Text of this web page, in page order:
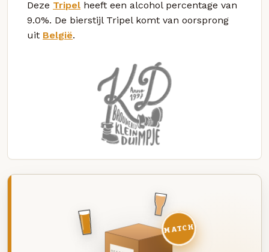
Deze Tripel heeft een alcohol percentage van
9.0%. De bierstijl Tripel komt van oorsprong
uit België.
MATCH